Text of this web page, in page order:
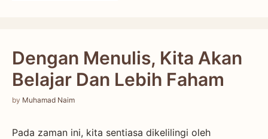
Dengan Menulis, Kita Akan
Belajar Dan Lebih Faham
by Muhamad Naim
Pada zaman ini, kita sentiasa dikelilingi oleh